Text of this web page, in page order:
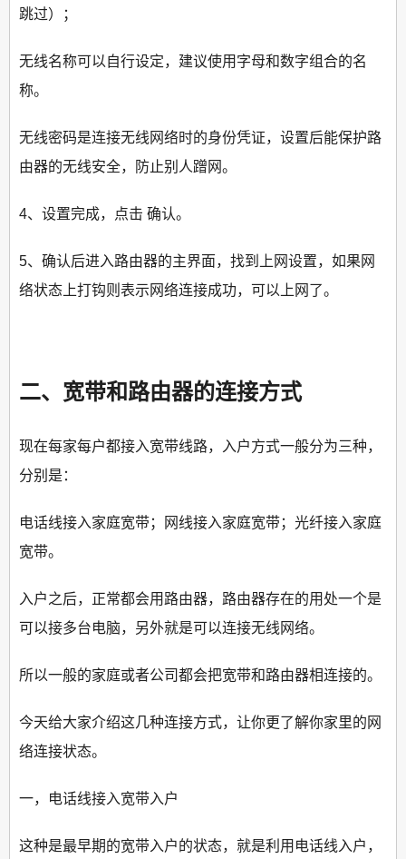
跳过）；
无线名称可以自行设定，建议使用字母和数字组合的名
称。
无线密码是连接无线网络时的身份凭证，设置后能保护路
由器的无线安全，防止别人蹭网。
4、设置完成，点击 确认。
5、确认后进入路由器的主界面，找到上网设置，如果网
络状态上打钩则表示网络连接成功，可以上网了。
二、宽带和路由器的连接方式
现在每家每户都接入宽带线路，入户方式一般分为三种，
分别是：
电话线接入家庭宽带；网线接入家庭宽带；光纤接入家庭
宽带。
入户之后，正常都会用路由器，路由器存在的用处一个是
可以接多台电脑，另外就是可以连接无线网络。
所以一般的家庭或者公司都会把宽带和路由器相连接的。
今天给大家介绍这几种连接方式，让你更了解你家里的网
络连接状态。
一，电话线接入宽带入户
这种是最早期的宽带入户的状态，就是利用电话线入户，